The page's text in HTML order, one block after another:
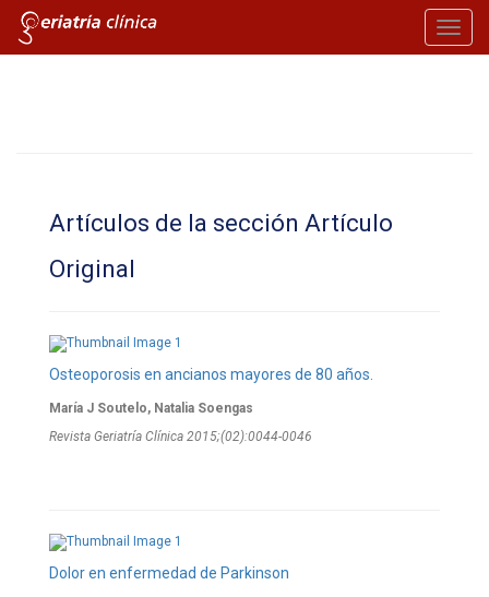
Artículos de la sección Artículo
Original
Osteoporosis en ancianos mayores de 80 años.
María J Soutelo, Natalia Soengas
Revista Geriatría Clí­nica 2015;(02):0044-0046
Dolor en enfermedad de Parkinson